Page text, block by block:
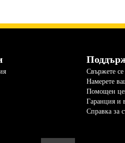
Свържете се
Намерете
Помощен
Гаранция и
Справка за